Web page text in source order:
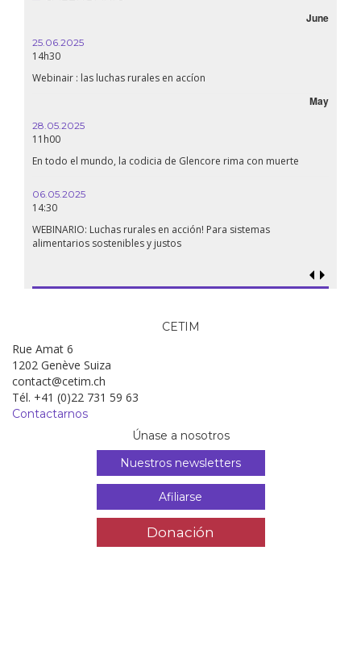
June
25.06.2025
14h30
Webinair : las luchas rurales en accíon
May
28.05.2025
11h00
En todo el mundo, la codicia de Glencore rima con muerte
06.05.2025
14:30
WEBINARIO: Luchas rurales en acción! Para sistemas
alimentarios sostenibles y justos
CETIM
Rue Amat 6
1202 Genève Suiza
contact@cetim.ch
Tél. +41 (0)22 731 59 63
Contactarnos
Únase a nosotros
Nuestros newsletters
Afiliarse
Donación